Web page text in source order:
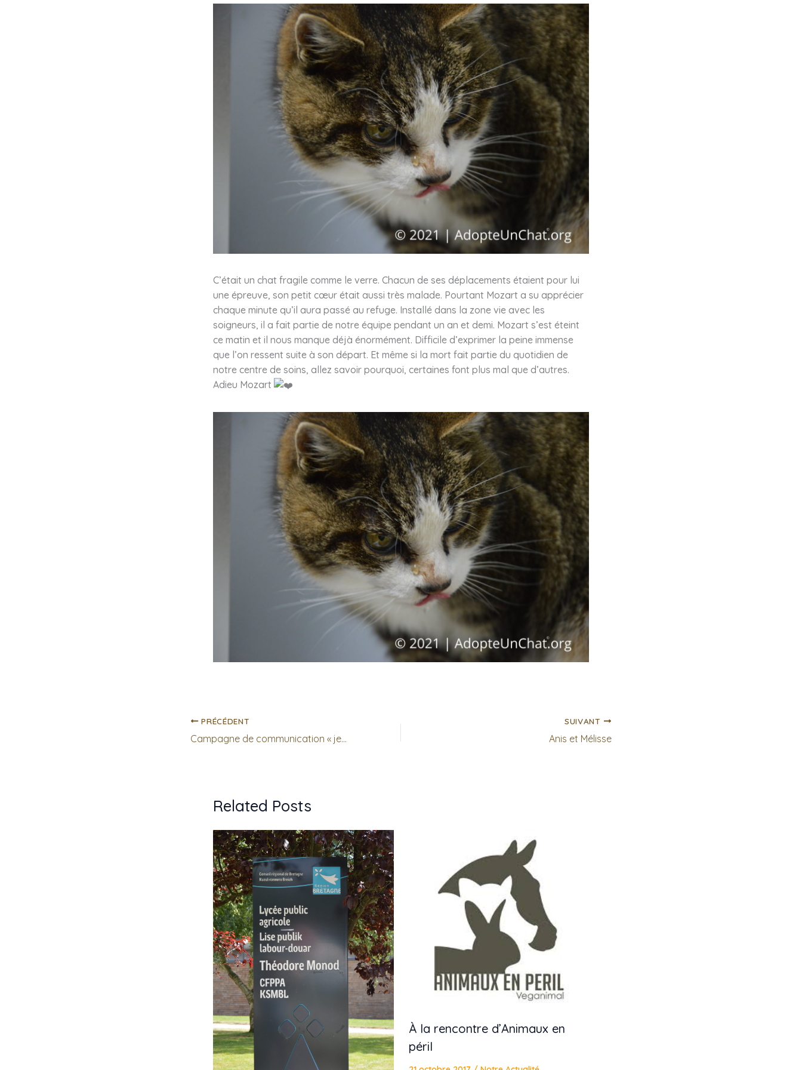
C’était un chat fragile comme le verre. Chacun de ses déplacements étaient pour lui
une épreuve, son petit cœur était aussi très malade. Pourtant Mozart a su apprécier
chaque minute qu’il aura passé au refuge. Installé dans la zone vie avec les
soigneurs, il a fait partie de notre équipe pendant un an et demi. Mozart s’est éteint
ce matin et il nous manque déjà énormément. Difficile d’exprimer la peine immense
que l’on ressent suite à son départ. Et même si la mort fait partie du quotidien de
notre centre de soins, allez savoir pourquoi, certaines font plus mal que d’autres.
Adieu Mozart
PRÉCÉDENT
Campagne de communication « jesterilisemonchat.fr »
SUIVANT
Anis et Mélisse
Related Posts
À la rencontre d’Animaux en
péril